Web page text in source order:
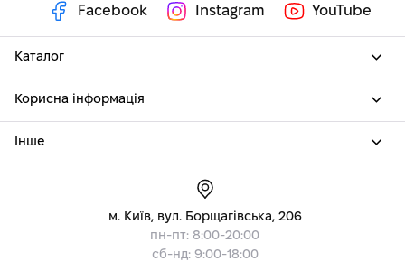
Facebook Instagram YouTube
Каталог
Корисна інформація
Інше
м. Київ, вул. Борщагівська, 206
пн-пт: 8:00-20:00
сб-нд: 9:00-18:00